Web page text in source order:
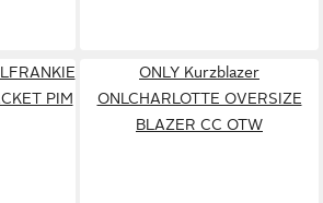
PIM
ONLY Kurzblazer
ONLCHARLOTTE OVERSIZE
BLAZER CC OTW